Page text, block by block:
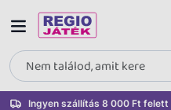
Ingyen szállítás 8 000 Ft felett